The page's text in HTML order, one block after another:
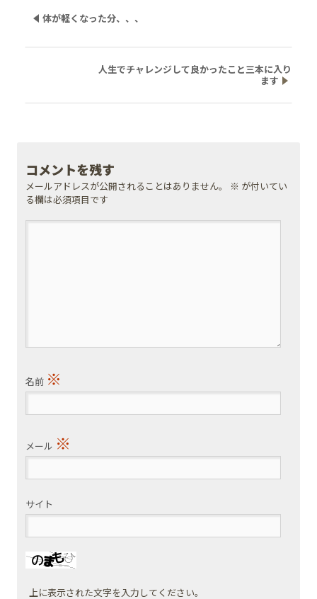
体が軽くなった分、、、
人生でチャレンジして良かったこと三本に入り
ます
コメントを残す
メールアドレスが公開されることはありません。 ※ が付いてい
る欄は必須項目です
名前 ※
メール ※
サイト
上に表示された文字を入力してください。